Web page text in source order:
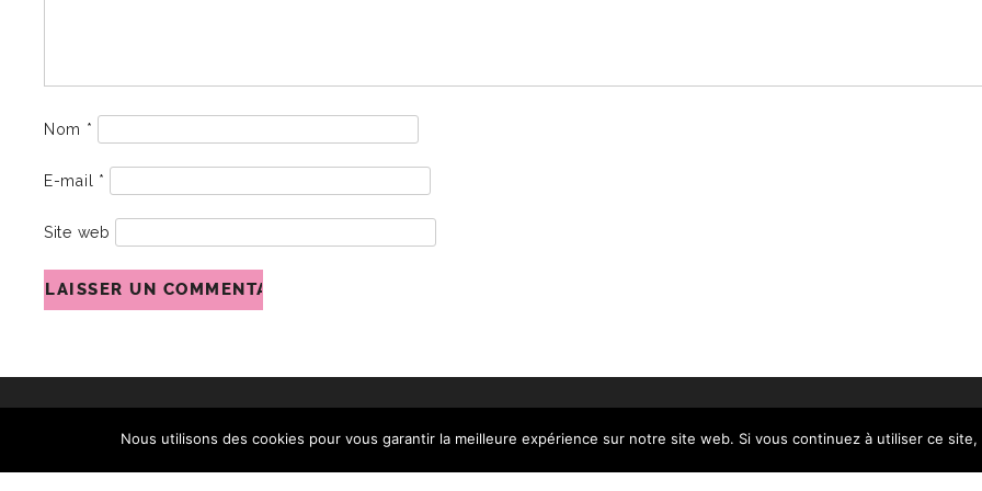
Nom *
E-mail *
Site web
Nous utilisons des cookies pour vous garantir la meilleure expérience sur notre site web. Si vous continuez à utiliser ce